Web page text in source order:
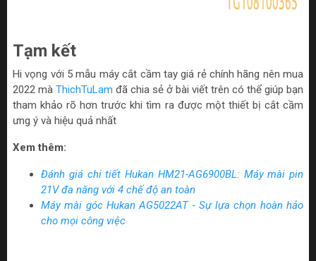
Tạm kết
Hi vọng với 5 mẫu máy cắt cầm tay giá rẻ chính hãng nên mua
2022 mà ThichTuLam đã chia sẻ ở bài viết trên có thể giúp bạn
tham khảo rõ hơn trước khi tìm ra được một thiết bị cắt cầm
ưng ý và hiệu quả nhất
Xem thêm:
Đánh giá chi tiết Hukan HM21-AG6900BL: Máy mài pin
21V đa năng với 4 chế độ an toàn
Máy mài góc Hukan AG5022AT - Sự lựa chọn hoàn hảo
cho mọi công việc